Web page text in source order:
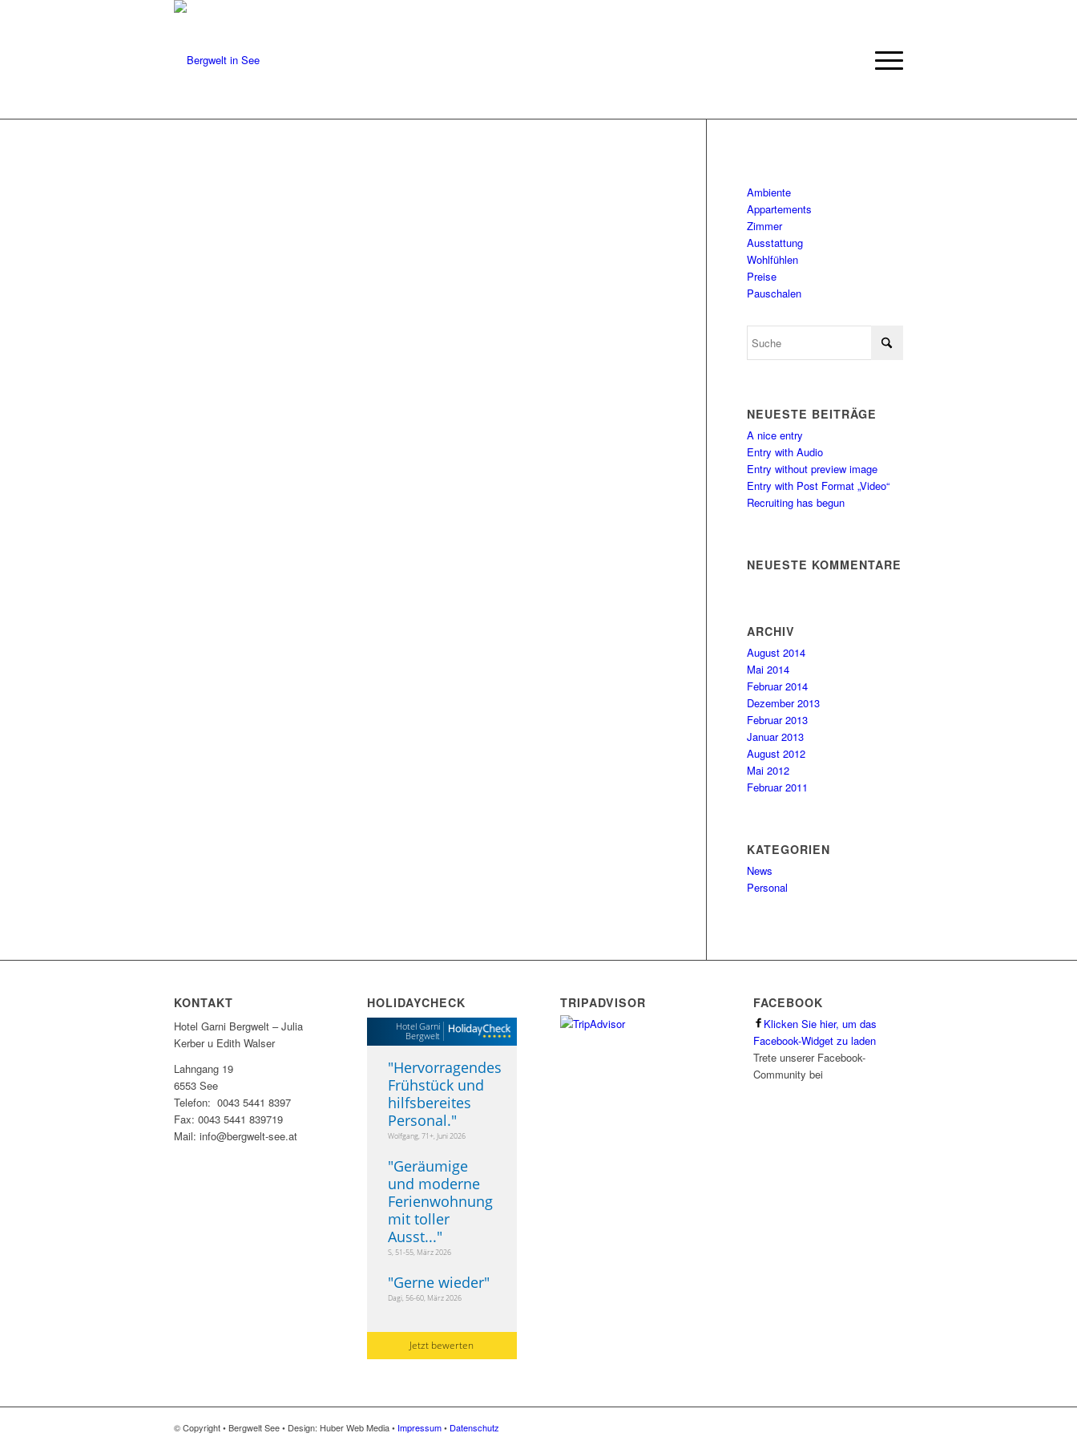
Ambiente
Appartements
Zimmer
Ausstattung
Wohlfühlen
Preise
Pauschalen
NEUESTE BEITRÄGE
A nice entry
Entry with Audio
Entry without preview image
Entry with Post Format „Video“
Recruiting has begun
NEUESTE KOMMENTARE
ARCHIV
August 2014
Mai 2014
Februar 2014
Dezember 2013
Februar 2013
Januar 2013
August 2012
Mai 2012
Februar 2011
KATEGORIEN
News
Personal
KONTAKT
Hotel Garni Bergwelt – Julia
Kerber u Edith Walser
Lahngang 19
6553 See
Telefon: 0043 5441 8397
Fax: 0043 5441 839719
Mail: info@bergwelt-see.at
HOLIDAYCHECK
Hotel Garni
Bergwelt
"Hervorragendes
Frühstück und
hilfsbereites
Personal."
Wolfgang, 71+, Juni 2026
"Geräumige
und moderne
Ferienwohnung
mit toller
Ausst..."
S, 51-55, März 2026
"Gerne wieder"
Dagi, 56-60, März 2026
Jetzt bewerten
TRIPADVISOR FACEBOOK
Klicken Sie hier, um das
Facebook-Widget zu laden
Trete unserer Facebook-
Community bei
© Copyright • Bergwelt See • Design: Huber Web Media • Impressum• Datenschutz